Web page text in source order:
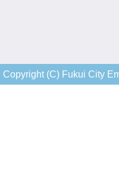
Copyright (C) Fukui City